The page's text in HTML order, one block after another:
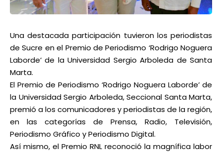
Una destacada participación tuvieron los periodistas
de Sucre en el Premio de Periodismo ‘Rodrigo Noguera
Laborde’ de la Universidad Sergio Arboleda de Santa
Marta.
El Premio de Periodismo ‘Rodrigo Noguera Laborde’ de
la Universidad Sergio Arboleda, Seccional Santa Marta,
premió a los comunicadores y periodistas de la región,
en las categorías de Prensa, Radio, Televisión,
Periodismo Gráfico y Periodismo Digital.
Así mismo, el Premio RNL reconoció la magnífica labor